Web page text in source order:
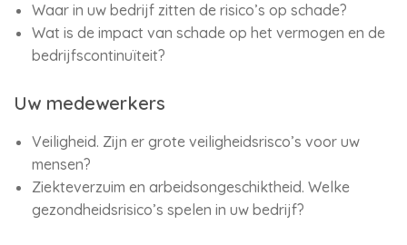
Waar in uw bedrijf zitten de risico’s op schade?
Wat is de impact van schade op het vermogen en de
bedrijfscontinuïteit?
Uw medewerkers
Veiligheid. Zijn er grote veiligheidsrisco’s voor uw
mensen?
Ziekteverzuim en arbeidsongeschiktheid. Welke
gezondheidsrisico’s spelen in uw bedrijf?